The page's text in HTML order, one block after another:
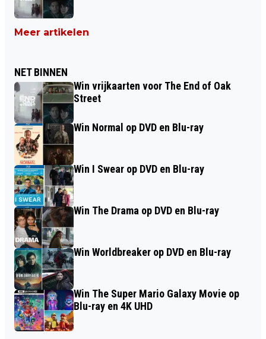
Meer artikelen
NET BINNEN
Win vrijkaarten voor The End of Oak
Street
Win Normal op DVD en Blu-ray
Win I Swear op DVD en Blu-ray
Win The Drama op DVD en Blu-ray
Win Worldbreaker op DVD en Blu-ray
Win The Super Mario Galaxy Movie op
Blu-ray en 4K UHD